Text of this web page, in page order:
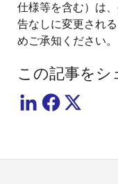
仕様等を含む）は
告なしに変更され
めご承知ください。
この記事をシ